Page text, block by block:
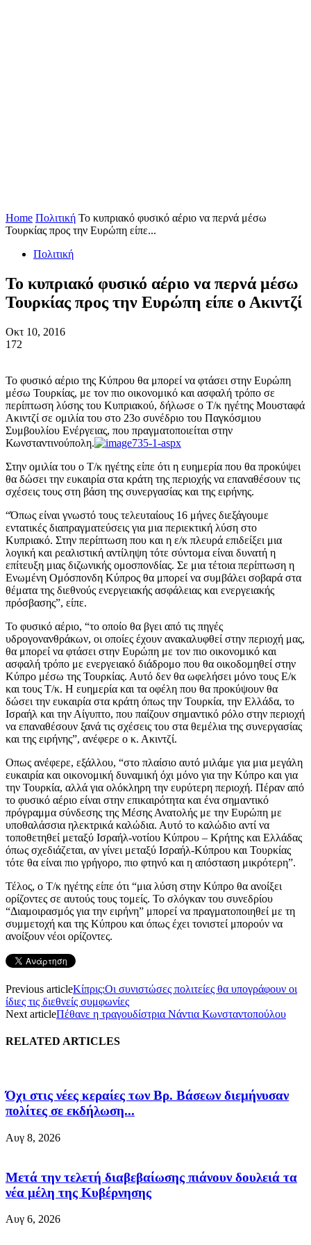
Home Πολιτική Το κυπριακό φυσικό αέριο να περνά μέσω
Τουρκίας προς την Ευρώπη είπε...
Πολιτική
Το κυπριακό φυσικό αέριο να περνά μέσω
Τουρκίας προς την Ευρώπη είπε ο Ακιντζί
Οκτ 10, 2016
172
Το φυσικό αέριο της Κύπρου θα μπορεί να φτάσει στην Ευρώπη
μέσω Τουρκίας, με τον πιο οικονομικό και ασφαλή τρόπο σε
περίπτωση λύσης του Κυπριακού, δήλωσε ο Τ/κ ηγέτης Μουσταφά
Ακιντζί σε ομιλία του στο 23ο συνέδριο του Παγκόσμιου
Συμβουλίου Ενέργειας, που πραγματοποιείται στην
Κωνσταντινούπολη.
Στην ομιλία του ο Τ/κ ηγέτης είπε ότι η ευημερία που θα προκύψει
θα δώσει την ευκαιρία στα κράτη της περιοχής να επαναθέσουν τις
σχέσεις τους στη βάση της συνεργασίας και της ειρήνης.
“Όπως είναι γνωστό τους τελευταίους 16 μήνες διεξάγουμε
εντατικές διαπραγματεύσεις για μια περιεκτική λύση στο
Κυπριακό. Στην περίπτωση που και η ε/κ πλευρά επιδείξει μια
λογική και ρεαλιστική αντίληψη τότε σύντομα είναι δυνατή η
επίτευξη μιας διζωνικής ομοσπονδίας. Σε μια τέτοια περίπτωση η
Ενωμένη Ομόσπονδη Κύπρος θα μπορεί να συμβάλει σοβαρά στα
θέματα της διεθνούς ενεργειακής ασφάλειας και ενεργειακής
πρόσβασης”, είπε.
Το φυσικό αέριο, “το οποίο θα βγει από τις πηγές
υδρογονανθράκων, οι οποίες έχουν ανακαλυφθεί στην περιοχή μας,
θα μπορεί να φτάσει στην Ευρώπη με τον πιο οικονομικό και
ασφαλή τρόπο με ενεργειακό διάδρομο που θα οικοδομηθεί στην
Κύπρο μέσω της Τουρκίας. Αυτό δεν θα ωφελήσει μόνο τους Ε/κ
και τους Τ/κ. Η ευημερία και τα οφέλη που θα προκύψουν θα
δώσει την ευκαιρία στα κράτη όπως την Τουρκία, την Ελλάδα, το
Ισραήλ και την Αίγυπτο, που παίζουν σημαντικό ρόλο στην περιοχή
να επαναθέσουν ξανά τις σχέσεις του στα θεμέλια της συνεργασίας
και της ειρήνης”, ανέφερε ο κ. Ακιντζί.
Οπως ανέφερε, εξάλλου, “στο πλαίσιο αυτό μιλάμε για μια μεγάλη
ευκαιρία και οικονομική δυναμική όχι μόνο για την Κύπρο και για
την Τουρκία, αλλά για ολόκληρη την ευρύτερη περιοχή. Πέραν από
το φυσικό αέριο είναι στην επικαιρότητα και ένα σημαντικό
πρόγραμμα σύνδεσης της Μέσης Ανατολής με την Ευρώπη με
υποθαλάσσια ηλεκτρικά καλώδια. Αυτό το καλώδιο αντί να
τοποθετηθεί μεταξύ Ισραήλ-νοτίου Κύπρου – Κρήτης και Ελλάδας
όπως σχεδιάζεται, αν γίνει μεταξύ Ισραήλ-Κύπρου και Τουρκίας
τότε θα είναι πιο γρήγορο, πιο φτηνό και η απόσταση μικρότερη”.
Τέλος, ο Τ/κ ηγέτης είπε ότι “μια λύση στην Κύπρο θα ανοίξει
ορίζοντες σε αυτούς τους τομείς. Το σλόγκαν του συνεδρίου
“Διαμοιρασμός για την ειρήνη” μπορεί να πραγματοποιηθεί με τη
συμμετοχή και της Κύπρου και όπως έχει τονιστεί μπορούν να
ανοίξουν νέοι ορίζοντες.
Previous articleΚίπρις:Οι συνιστώσες πολιτείες θα υπογράφουν οι
ίδιες τις διεθνείς συμφωνίες
Next articleΠέθανε η τραγουδίστρια Νάντια Κωνσταντοπούλου
RELATED ARTICLES
Όχι στις νέες κεραίες των Βρ. Βάσεων διεμήνυσαν
πολίτες σε εκδήλωση...
Αυγ 8, 2026
Μετά την τελετή διαβεβαίωσης πιάνουν δουλειά τα
νέα μέλη της Κυβέρνησης
Αυγ 6, 2026